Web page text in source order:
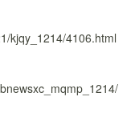
kjqy_1214/4106.html